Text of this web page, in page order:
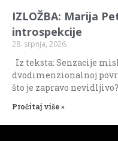
IZLOŽBA: Marija
introspekcije
28. srpnja, 2026.
Iz teksta: Senzacije
dvodimenzionalnoj
što je zapravo
Pročitaj više »